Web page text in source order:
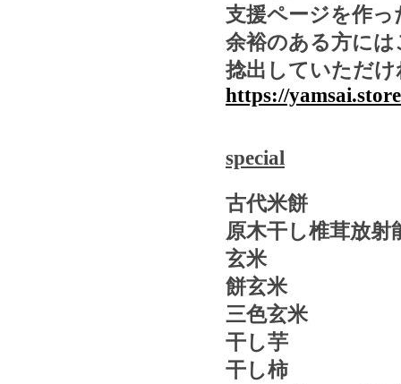
支援ページを作っ
余裕のある方に
捻出していただ
https://
special
古代米餅
原木干し椎茸放射
玄米
餅玄米
三色玄米
干し芋
干し柿